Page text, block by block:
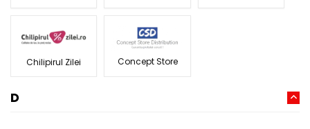
Chilipirul Zilei Concept Store
D